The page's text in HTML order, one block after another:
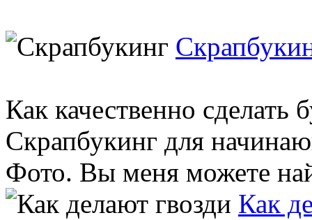
Как качественно сделать
Скрапбукинг для
Фото. Вы меня можете
Как